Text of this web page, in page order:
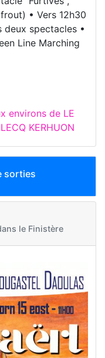
• Vers 12h30
deux spectacles •
Line Marching
environs de LE
KERHUON
sorties
le Finistère